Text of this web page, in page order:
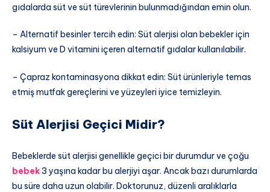
gıdalarda süt ve süt türevlerinin bulunmadığından emin olun.
– Alternatif besinler tercih edin: Süt alerjisi olan bebekler için
kalsiyum ve D vitamini içeren alternatif gıdalar kullanılabilir.
– Çapraz kontaminasyona dikkat edin: Süt ürünleriyle temas
etmiş mutfak gereçlerini ve yüzeyleri iyice temizleyin.
Süt Alerjisi Geçici Midir?
Bebeklerde süt alerjisi genellikle geçici bir durumdur ve çoğu
bebek3 yaşına kadar bu alerjiyi aşar. Ancak bazı durumlarda
bu süre daha uzun olabilir. Doktorunuz, düzenli aralıklarla